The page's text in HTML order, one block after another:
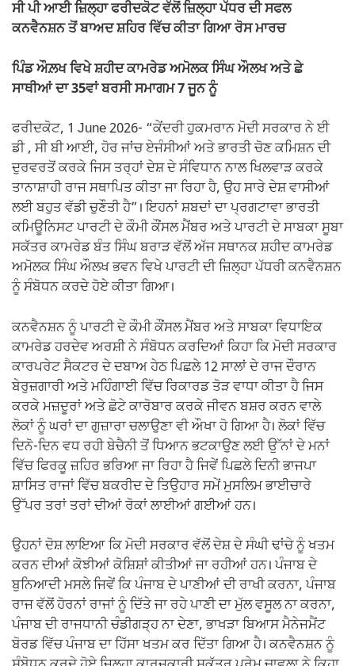
ਸੀ ਪੀ ਆਈ ਜ਼ਿਲ੍ਹਾ ਫਰੀਦਕੋਟ ਵੱਲੋਂ ਜ਼ਿਲ੍ਹਾ ਪੱਧਰ ਦੀ ਸਫਲ
ਕਨਵੈਨਸ਼ਨ ਤੋਂ ਬਾਅਦ ਸ਼ਹਿਰ ਵਿੱਚ ਕੀਤਾ ਗਿਆ ਰੋਸ ਮਾਰਚ
ਪਿੰਡ ਔਲ਼ਖ ਵਿਖੇ ਸ਼ਹੀਦ ਕਾਮਰੇਡ ਅਮੋਲਕ ਸਿੰਘ ਔਲਖ ਅਤੇ ਛੇ
ਸਾਥੀਆਂ ਦਾ 35ਵਾਂ ਬਰਸੀ ਸਮਾਗਮ 7 ਜੂਨ ਨੂੰ
ਫਰੀਦਕੋਟ, 1 June 2026- “ਕੇਂਦਰੀ ਹੁਕਮਰਾਨ ਮੋਦੀ ਸਰਕਾਰ ਨੇ ਈ
ਡੀ , ਸੀ ਬੀ ਆਈ, ਹੋਰ ਜਾਂਚ ਏਜੰਸੀਆਂ ਅਤੇ ਭਾਰਤੀ ਚੋਣ ਕਮਿਸ਼ਨ ਦੀ
ਦੁਰਵਰਤੋਂ ਕਰਕੇ ਜਿਸ ਤਰ੍ਹਾਂ ਦੇਸ਼ ਦੇ ਸੰਵਿਧਾਨ ਨਾਲ ਖਿਲਵਾੜ ਕਰਕੇ
ਤਾਨਾਸ਼ਾਹੀ ਰਾਜ ਸਥਾਪਿਤ ਕੀਤਾ ਜਾ ਰਿਹਾ ਹੈ, ਉਹ ਸਾਰੇ ਦੇਸ਼ ਵਾਸੀਆਂ
ਲਈ ਬਹੁਤ ਵੱਡੀ ਚੁਣੌਤੀ ਹੈ”। ਇਹਨਾਂ ਸ਼ਬਦਾਂ ਦਾ ਪ੍ਰਗਟਾਵਾ ਭਾਰਤੀ
ਕਮਿਊਨਿਸਟ ਪਾਰਟੀ ਦੇ ਕੌਮੀ ਕੌਂਸਲ ਮੈਂਬਰ ਅਤੇ ਪਾਰਟੀ ਦੇ ਸਾਬਕਾ ਸੂਬਾ
ਸਕੱਤਰ ਕਾਮਰੇਡ ਬੰਤ ਸਿੰਘ ਬਰਾੜ ਵੱਲੋਂ ਅੱਜ ਸਥਾਨਕ ਸ਼ਹੀਦ ਕਾਮਰੇਡ
ਅਮੋਲਕ ਸਿੰਘ ਔਲਖ ਭਵਨ ਵਿਖੇ ਪਾਰਟੀ ਦੀ ਜ਼ਿਲ੍ਹਾ ਪੱਧਰੀ ਕਨਵੈਨਸ਼ਨ
ਨੂੰ ਸੰਬੋਧਨ ਕਰਦੇ ਹੋਏ ਕੀਤਾ ਗਿਆ।
ਕਨਵੈਨਸ਼ਨ ਨੂੰ ਪਾਰਟੀ ਦੇ ਕੌਮੀ ਕੌਂਸਲ ਮੈਂਬਰ ਅਤੇ ਸਾਬਕਾ ਵਿਧਾਇਕ
ਕਾਮਰੇਡ ਹਰਦੇਵ ਅਰਸ਼ੀ ਨੇ ਸੰਬੋਧਨ ਕਰਦਿਆਂ ਕਿਹਾ ਕਿ ਮੋਦੀ ਸਰਕਾਰ
ਕਾਰਪਰੇਟ ਸੈਕਟਰ ਦੇ ਦਬਾਅ ਹੇਠ ਪਿਛਲੇ 12 ਸਾਲਾਂ ਦੇ ਰਾਜ ਦੌਰਾਨ
ਬੇਰੁਜ਼ਗਾਰੀ ਅਤੇ ਮਹਿੰਗਾਈ ਵਿੱਚ ਰਿਕਾਰਡ ਤੋੜ ਵਾਧਾ ਕੀਤਾ ਹੈ ਜਿਸ
ਕਰਕੇ ਮਜ਼ਦੂਰਾਂ ਅਤੇ ਛੋਟੇ ਕਾਰੋਬਾਰ ਕਰਕੇ ਜੀਵਨ ਬਸ਼ਰ ਕਰਨ ਵਾਲੇ
ਲੋਕਾਂ ਨੂੰ ਘਰਾਂ ਦਾ ਗੁਜ਼ਾਰਾ ਚਲਾਉਣਾ ਵੀ ਔਖਾ ਹੋ ਗਿਆ ਹੈ। ਲੋਕਾਂ ਵਿੱਚ
ਦਿਨੋ-ਦਿਨ ਵਧ ਰਹੀ ਬੇਚੈਨੀ ਤੋਂ ਧਿਆਨ ਭਟਕਾਉਣ ਲਈ ਉੱਨਾਂ ਦੇ ਮਨਾਂ
ਵਿੱਚ ਫਿਰਕੂ ਜ਼ਹਿਰ ਭਰਿਆ ਜਾ ਰਿਹਾ ਹੈ ਜਿਵੇਂ ਪਿਛਲੇ ਦਿਨੀ ਭਾਜਪਾ
ਸ਼ਾਸਿਤ ਰਾਜਾਂ ਵਿੱਚ ਬਕਰੀਦ ਦੇ ਤਿਉਹਾਰ ਸਮੇਂ ਮੁਸਲਿਮ ਭਾਈਚਾਰੇ
ਉੱਪਰ ਤਰਾਂ ਤਰਾਂ ਦੀਆਂ ਰੋਕਾਂ ਲਾਈਆਂ ਗਈਆਂ ਹਨ।
ਉਹਨਾਂ ਦੋਸ਼ ਲਾਇਆ ਕਿ ਮੋਦੀ ਸਰਕਾਰ ਵੱਲੋਂ ਦੇਸ਼ ਦੇ ਸੰਘੀ ਢਾਂਚੇ ਨੂੰ ਖਤਮ
ਕਰਨ ਦੀਆਂ ਕੋਝੀਆਂ ਕੋਸ਼ਿਸ਼ਾਂ ਕੀਤੀਆਂ ਜਾ ਰਹੀਆਂ ਹਨ। ਪੰਜਾਬ ਦੇ
ਬੁਨਿਆਦੀ ਮਸਲੇ ਜਿਵੇਂ ਕਿ ਪੰਜਾਬ ਦੇ ਪਾਣੀਆਂ ਦੀ ਰਾਖੀ ਕਰਨਾ, ਪੰਜਾਬ
ਰਾਜ ਵੱਲੋਂ ਹੋਰਨਾਂ ਰਾਜਾਂ ਨੂੰ ਦਿੱਤੇ ਜਾ ਰਹੇ ਪਾਣੀ ਦਾ ਮੁੱਲ ਵਸੂਲ ਨਾ ਕਰਨਾ,
ਪੰਜਾਬ ਦੀ ਰਾਜਧਾਨੀ ਚੰਡੀਗੜ੍ਹ ਨਾ ਦੇਣਾ, ਭਾਖੜਾ ਬਿਆਸ ਮੈਨੇਜਮੈਂਟ
ਬੋਰਡ ਵਿੱਚ ਪੰਜਾਬ ਦਾ ਹਿੱਸਾ ਖਤਮ ਕਰ ਦਿੱਤਾ ਗਿਆ ਹੈ। ਕਨਵੈਨਸ਼ਨ ਨੂੰ